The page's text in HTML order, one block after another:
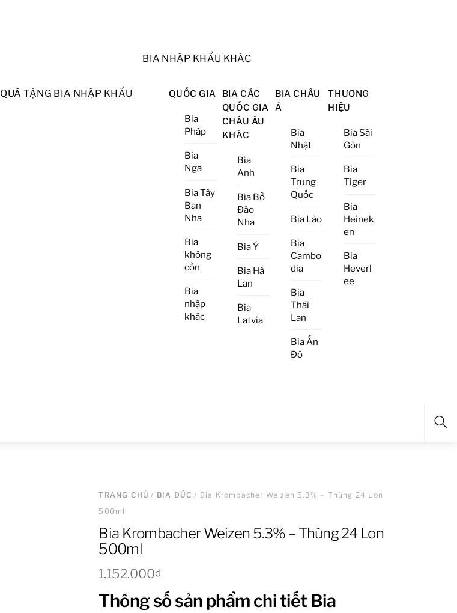
QUÀ TẶNG BIA NHẬP KHẨU
BIA NHẬP KHẨU KHÁC
QUỐC GIA
Bia
Pháp
Bia
Nga
Bia Tây
Ban
Nha
Bia
không
cồn
Bia
nhập
khác
BIA CÁC
QUỐC GIA
CHÂU ÂU
KHÁC
Bia
Anh
Bia Bồ
Đào
Nha
Bia Ý
Bia Hà
Lan
Bia
Latvia
BIA CHÂU
Á
Bia
Nhật
Bia
Trung
Quốc
Bia Lào
Bia
Cambo
dia
Bia
Thái
Lan
Bia Ấn
Độ
THƯƠNG
HIỆU
Bia Sài
Gòn
Bia
Tiger
Bia
Heinek
en
Bia
Heverl
ee
TRANG CHỦ / BIA ĐỨC / Bia Krombacher Weizen 5.3% – Thùng 24 Lon
500ml
Bia Krombacher Weizen 5.3% – Thùng 24 Lon
500ml
1.152.000₫
Thông số sản phẩm chi tiết Bia